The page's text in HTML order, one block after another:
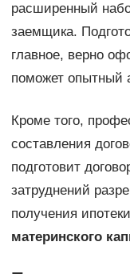
расширенный
заемщика.
главное, верно
поможет опытный
Кроме того,
составления
подготовит
затруднений
получения ипотеки
материнского